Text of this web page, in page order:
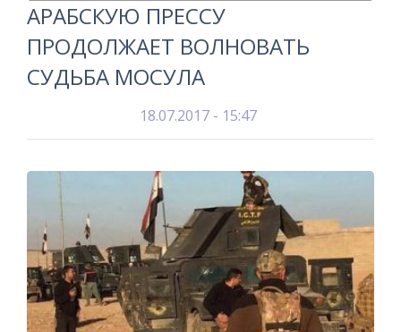
АРАБСКУЮ ПРЕССУ
ПРОДОЛЖАЕТ ВОЛНОВАТЬ
СУДЬБА МОСУЛА
18.07.2017 - 15:47